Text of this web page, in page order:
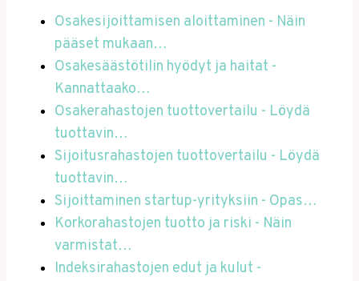
Osakesijoittamisen aloittaminen - Näin
pääset mukaan…
Osakesäästötilin hyödyt ja haitat -
Kannattaako…
Osakerahastojen tuottovertailu - Löydä
tuottavin…
Sijoitusrahastojen tuottovertailu - Löydä
tuottavin…
Sijoittaminen startup-yrityksiin - Opas…
Korkorahastojen tuotto ja riski - Näin
varmistat…
Indeksirahastojen edut ja kulut -